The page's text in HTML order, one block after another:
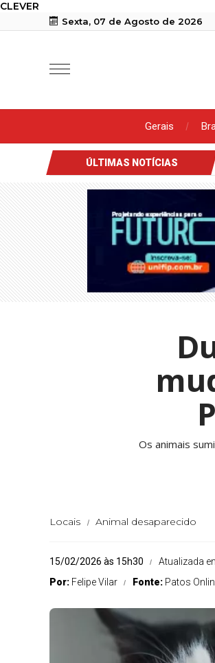
CLEVER
Sexta, 07 de Agosto de 2026
Gerais
ÚLTIMAS NOTÍCIAS
Os animais
Locais Animal desaparecido
15/02/2026 às 15h30
Atualizada
Por: Felipe Vilar Fonte: Patos